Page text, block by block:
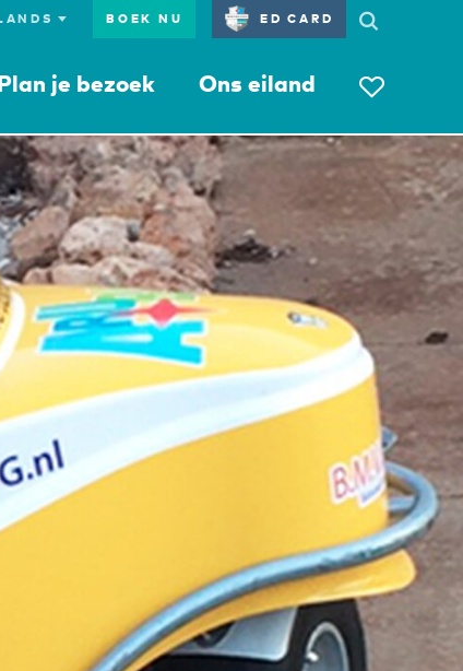
BOEK NU ED CARD
je bezoek Ons eiland